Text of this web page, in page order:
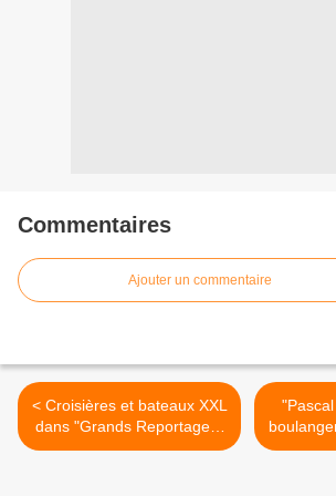
Commentaires
Ajouter un commentaire
< Croisières et bateaux XXL
dans "Grands Reportages"
sur TF1